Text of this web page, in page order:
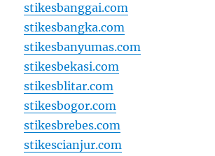
stikesbanggai.com
stikesbangka.com
stikesbanyumas.com
stikesbekasi.com
stikesblitar.com
stikesbogor.com
stikesbrebes.com
stikescianjur.com